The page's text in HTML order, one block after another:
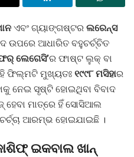
ଏବଂ ଗ୍ୟାଙ୍ଗଷ୍ଟର ଲରେନ୍ସ
ଉପରେ ଆଧାରିତ ବହୁଚର୍ଚ୍ଚିତ
ଲେଗେସି’ର ଫାଷ୍ଟ ଲୁକ୍ ବା
ଫିଲ୍ମଟି ମୁଖ୍ୟତଃ ୧୯୯୮ ମସିହାର
ନେଇ ସୃଷ୍ଟି ହୋଇଥିବା ବିବାଦ
ମାତ୍ରେ ହିଁ ସୋସିଆଲ
ଆରମ୍ଭ ହୋଇଯାଇଛି ।
ଇକବାଲ ଖାନ୍